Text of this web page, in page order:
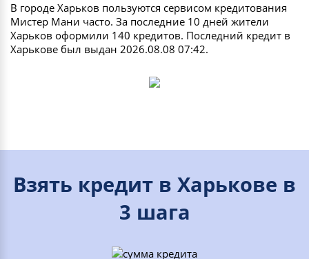
В городе Харьков пользуются сервисом кредитования
Мистер Мани часто. За последние 10 дней жители
Харьков оформили 140 кредитов. Последний кредит в
Харькове был выдан 2026.08.08 07:42.
Взять кредит в Харькове в
3 шага